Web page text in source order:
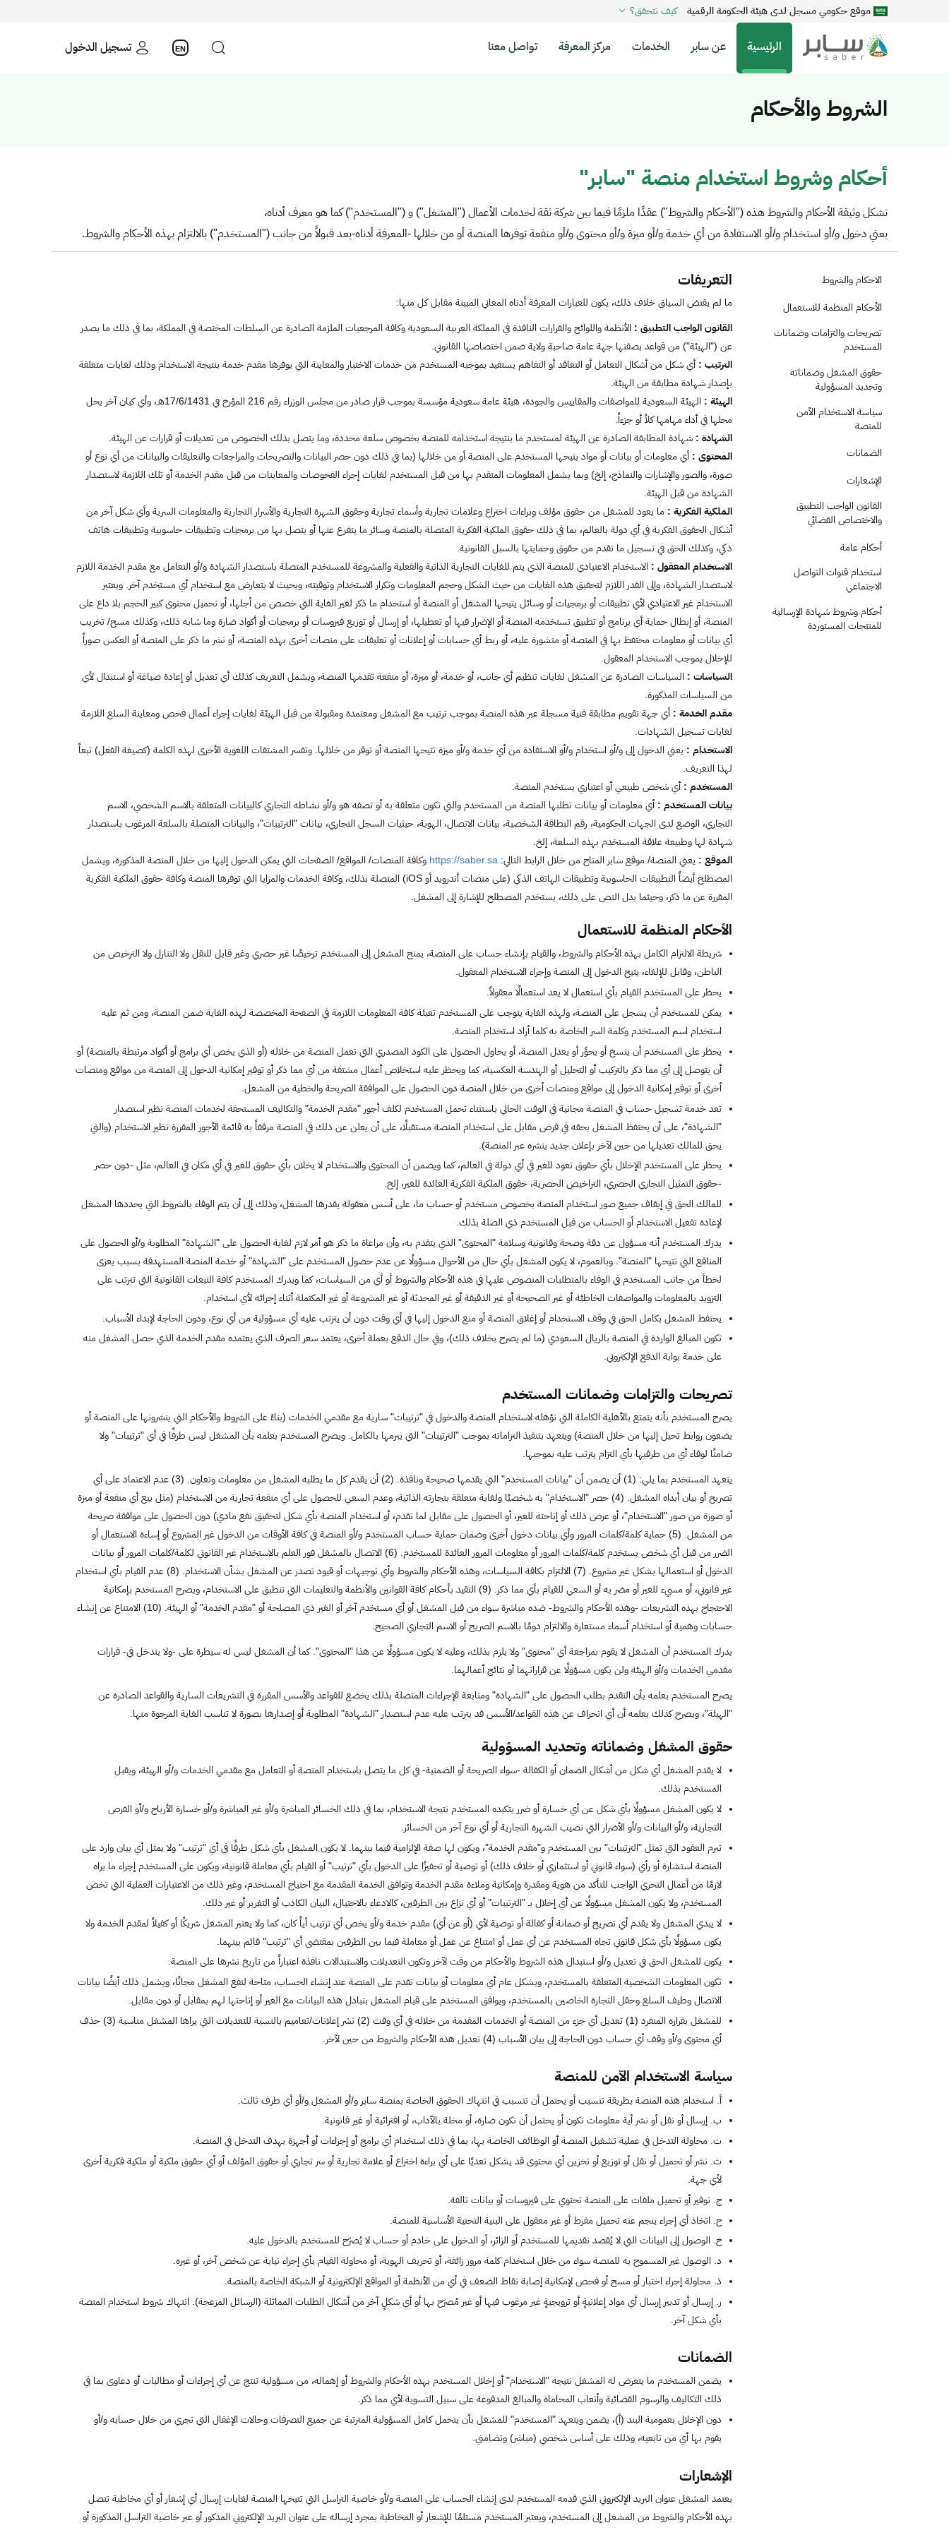
موقع حكومي مسجل لدى هيئة الحكومة الرقمية كيف تتحقق؟
الرئيسية عن سابر الخدمات مركز المعرفة تواصل معنا تسجيل الدخول EN
الشروط والأحكام
أحكام وشروط استخدام منصة "سابر"
تشكل وثيقة الأحكام والشروط هذه ("الأحكام والشروط") عقدًا ملزمًا فيما بين شركة ثقة لخدمات الأعمال ("المشغل") و ("المستخدم") كما هو معرف أدناه،
يعني دخول و/أو استخدام و/أو الاستفادة من أي خدمة و/أو ميزة و/أو محتوى و/أو منفعة توفرها المنصة أو من خلالها -المعرفة أدناه-يعد قبولاً من جانب ("المستخدم") بالالتزام بهذه الأحكام والشروط.
الاحكام والشروط
الأحكام المنظمة للاستعمال
تصريحات والتزامات وضمانات
المستخدم
حقوق المشغل وضماناته
وتحديد المسؤولية
سياسة الاستخدام الآمن
للمنصة
الضمانات
الإشعارات
القانون الواجب التطبيق
والاختصاص القضائي
أحكام عامة
استخدام قنوات التواصل
الاجتماعي
أحكام وشروط شهادة الإرسالية
للمنتجات المستوردة
التعريفات
ما لم يقتض السياق خلاف ذلك، يكون للعبارات المعرفة أدناه المعاني المبينة مقابل كل منها:
القانون الواجب التطبيق : الأنظمة واللوائح والقرارات النافذة في المملكة العربية السعودية وكافة المرجعيات الملزمة الصادرة عن السلطات المختصة في المملكة، بما في ذلك ما يصدر
عن ("الهيئة") من قواعد بصفتها جهة عامة صاحبة ولاية ضمن اختصاصها القانوني.
الترتيب : أي شكل من أشكال التعامل أو التعاقد أو التفاهم يستفيد بموجبه المستخدم من خدمات الاختبار والمعاينة التي يوفرها مقدم خدمة بنتيجة الاستخدام وذلك لغايات متعلقة
بإصدار شهادة مطابقة من الهيئة.
الهيئة :
الهيئة السعودية للمواصفات والمقاييس والجودة، هيئة عامة سعودية مؤسسة بموجب قرار صادر من مجلس الوزراء رقم 216 المؤرخ في 17/6/1431هـ، وأي كيان آخر يحل
محلها في أداء مهامها كلاً أو جزءاً.
الشهادة : شهادة المطابقة الصادرة عن الهيئة لمستخدم ما بنتيجة استخدامه للمنصة بخصوص سلعة محددة، وما يتصل بذلك الخصوص من تعديلات أو قرارات عن الهيئة.
المحتوى : أي معلومات أو بيانات أو مواد يتيحها المستخدم على المنصة أو من خلالها (بما في ذلك دون حصر البيانات والتصريحات والمراجعات والتعليقات والبيانات من أي نوع أو
صورة، والصور والإشارات والنماذج، إلخ) وبما يشمل المعلومات المتقدم بها من قبل المستخدم لغايات إجراء الفحوصات والمعاينات من قبل مقدم الخدمة أو تلك اللازمة لاستصدار
الشهادة من قبل الهيئة.
الملكية الفكرية : ما يعود للمشغل من حقوق مؤلف وبراءات اختراع وعلامات تجارية وأسماء تجارية وحقوق الشهرة التجارية والأسرار التجارية والمعلومات السرية وأي شكل آخر من
أشكال الحقوق الفكرية في أي دولة بالعالم، بما في ذلك حقوق الملكية الفكرية المتصلة بالمنصة وسائر ما يتفرع عنها أو يتصل بها من برمجيات وتطبيقات حاسوبية وتطبيقات هاتف
ذكي، وكذلك الحق في تسجيل ما تقدم من حقوق وحمايتها بالسبل القانونية.
الاستخدام المعقول : الاستخدام الاعتيادي للمنصة الذي يتم للغايات التجارية الذاتية والفعلية والمشروعة للمستخدم المتصلة باستصدار الشهادة و/أو التعامل مع مقدم الخدمة اللازم
لاستصدار الشهادة، وإلى القدر اللازم لتحقيق هذه الغايات من حيث الشكل وحجم المعلومات وتكرار الاستخدام وتوقيته، وبحيث لا يتعارض مع استخدام أي مستخدم آخر. ويعتبر
الاستخدام غير الاعتيادي لأي تطبيقات أو برمجيات أو وسائل يتيحها المشغل أو المنصة أو استخدام ما ذكر لغير الغاية التي خصص من أجلها، أو تحميل محتوى كبير الحجم بلا داع على
المنصة، أو إبطال حماية أي برنامج أو تطبيق تستخدمه المنصة أو الإضرار فيها أو تعطيلها، أو إرسال أو توزيع فيروسات أو برمجيات أو أكواد ضارة وما شابه ذلك، وكذلك مسح/ تخريب
أي بيانات أو معلومات محتفظ بها في المنصة أو منشورة عليه، أو ربط أي حسابات أو إعلانات أو تعليقات على منصات أخرى بهذه المنصة، أو نشر ما ذكر على المنصة أو العكس صوراً
للإخلال بموجب الاستخدام المعقول.
السياسات : السياسات الصادرة عن المشغل لغايات تنظيم أي جانب، أو خدمة، أو ميزة، أو منفعة تقدمها المنصة، ويشمل التعريف كذلك أي تعديل أو إعادة صياغة أو استبدال لأي
من السياسات المذكورة.
مقدم الخدمة : أي جهة تقويم مطابقة فنية مسجلة عبر هذه المنصة بموجب ترتيب مع المشغل ومعتمدة ومقبولة من قبل الهيئة لغايات إجراء أعمال فحص ومعاينة السلع اللازمة
لغايات تسجيل الشهادات.
الاستخدام : يعني الدخول إلى و/أو استخدام و/أو الاستفادة من أي خدمة و/أو ميزة تتيحها المنصة أو توفر من خلالها. وتفسر المشتقات اللغوية الأخرى لهذه الكلمة (كصيغة الفعل) تبعاً
لهذا التعريف.
المستخدم : أي شخص طبيعي أو اعتباري يستخدم المنصة.
بيانات المستخدم : أي معلومات أو بيانات تطلبها المنصة من المستخدم والتي تكون متعلقة به أو تصفه هو و/أو نشاطه التجاري كالبيانات المتعلقة بالاسم الشخصي، الاسم
التجاري، الوضع لدى الجهات الحكومية، رقم البطاقة الشخصية، بيانات الاتصال، الهوية، حيثيات السجل التجاري، بيانات "الترتيبات"، والبيانات المتصلة بالسلعة المرغوب باستصدار
شهادة لها وطبيعة علاقة المستخدم بهذه السلعة، إلخ.
الموقع : يعني المنصة/ موقع سابر المتاح من خلال الرابط التالي: https://saber.sa وكافة المنصات/ المواقع/ الصفحات التي يمكن الدخول إليها من خلال المنصة المذكورة، ويشمل
المصطلح أيضاً التطبيقات الحاسوبية وتطبيقات الهاتف الذكي (على منصات أندرويد أو iOS) المتصلة بذلك، وكافة الخدمات والمزايا التي توفرها المنصة وكافة حقوق الملكية الفكرية
المقررة عن ما ذكر، وحيثما يدل النص على ذلك، يستخدم المصطلح للإشارة إلى المشغل.
الأحكام المنظمة للاستعمال
شريطة الالتزام الكامل بهذه الأحكام والشروط، والقيام بإنشاء حساب على المنصة، يمنح المشغل إلى المستخدم ترخيصًا غير حصري وغير قابل للنقل ولا التنازل ولا الترخيص من
الباطن، وقابل للإلغاء، يتيح الدخول إلى المنصة وإجراء الاستخدام المعقول.
يحظر على المستخدم القيام بأي استعمال لا يعد استعمالًا معقولاً.
يمكن للمستخدم أن يسجل على المنصة، ولهذه الغاية يتوجب على المستخدم تعبئة كافة المعلومات اللازمة في الصفحة المخصصة لهذه الغاية ضمن المنصة، ومن ثم عليه
استخدام اسم المستخدم وكلمة السر الخاصة به كلما أراد استخدام المنصة.
يحظر على المستخدم أن ينسخ أو يحوِّر أو يعدل المنصة، أو يحاول الحصول على الكود المصدري التي تعمل المنصة من خلاله (أو الذي يخص أي برامج أو أكواد مرتبطة بالمنصة) أو
أن يتوصل إلى أي مما ذكر بالتركيب أو التحليل أو الهندسة العكسية، كما ويحظر عليه استخلاص أعمال مشتقة من أي مما ذكر أو توفير إمكانية الدخول إلى المنصة من مواقع ومنصات
أخرى أو توفير إمكانية الدخول إلى مواقع ومنصات أخرى من خلال المنصة دون الحصول على الموافقة الصريحة والخطية من المشغل.
تعد خدمة تسجيل حساب في المنصة مجانية في الوقت الحالي باستثناء تحمل المستخدم لكلف أجور "مقدم الخدمة" والتكاليف المستحقة لخدمات المنصة نظير استصدار
"الشهادة"، على أن يحتفظ المشغل بحقه في فرض مقابل على استخدام المنصة مستقبلًا، على أن يعلن عن ذلك في المنصة مرفقاً به قائمة الأجور المقررة نظير الاستخدام (والتي
يحق للمالك تعديلها من حين لآخر بإعلان جديد ينشره عبر المنصة).
يحظر على المستخدم الإخلال بأي حقوق تعود للغير في أي دولة في العالم، كما ويضمن أن المحتوى والاستخدام لا يخلان بأي حقوق للغير في أي مكان في العالم، مثل -دون حصر
-حقوق التمثيل التجاري الحصري، التراخيص الحصرية، حقوق الملكية الفكرية العائدة للغير، إلخ.
للمالك الحق في إيقاف جميع صور استخدام المنصة بخصوص مستخدم أو حساب ما، على أسس معقولة يقدرها المشغل، وذلك إلى أن يتم الوفاء بالشروط التي يحددها المشغل
لإعادة تفعيل الاستخدام أو الحساب من قبل المستخدم ذي الصلة بذلك.
يدرك المستخدم أنه مسؤول عن دقة وصحة وقانونية وسلامة "المحتوى" الذي يتقدم به، وأن مراعاة ما ذكر هو أمر لازم لغاية الحصول على "الشهادة" المطلوبة و/أو الحصول على
المنافع التي تتيحها "المنصة". وبالعموم، لا يكون المشغل بأي حال من الأحوال مسؤولًا عن عدم حصول المستخدم على "الشهادة" أو خدمة المنصة المستهدفة بسبب يعزى
لخطأ من جانب المستخدم في الوفاء بالمتطلبات المنصوص عليها في هذه الأحكام والشروط أو أي من السياسات، كما ويدرك المستخدم كافة التبعات القانونية التي تترتب على
التزويد بالمعلومات والمواصفات الخاطئة أو غير الصحيحة أو غير الدقيقة أو غير المحدثة أو غير المشروعة أو غير المكتملة أثناء إجرائه لأي استخدام.
يحتفظ المشغل بكامل الحق في وقف الاستخدام أو إغلاق المنصة أو منع الدخول إليها في أي وقت دون أن يترتب عليه أي مسؤولية من أي نوع، ودون الحاجة لإبداء الأسباب.
تكون المبالغ الواردة في المنصة بالريال السعودي (ما لم يصرح بخلاف ذلك)، وفي حال الدفع بعملة أخرى، يعتمد سعر الصرف الذي يعتمده مقدم الخدمة الذي حصل المشغل منه
على خدمة بوابة الدفع الإلكتروني.
تصريحات والتزامات وضمانات المستخدم
يصرح المستخدم بأنه يتمتع بالأهلية الكاملة التي تؤهله لاستخدام المنصة والدخول في "ترتيبات" سارية مع مقدمي الخدمات (بناءً على الشروط والأحكام التي ينشرونها على المنصة أو
يضعون روابط تحيل إليها من خلال المنصة) ويتعهد بتنفيذ التزاماته بموجب "الترتيبات" التي يبرمها بالكامل. ويصرح المستخدم بعلمه بأن المشغل ليس طرفًا في أي "ترتيبات" ولا
ضامنًا لوفاء أي من طرفيها بأي التزام يترتب عليه بموجبها.
يتعهد المستخدم بما يلي: (1) أن يضمن أن "بيانات المستخدم" التي يقدمها صحيحة ونافذة. (2) أن يقدم كل ما يطلبه المشغل من معلومات وتعاون. (3) عدم الاعتماد على أي
تصريح أو بيان أبداه المشغل. (4) حصر "الاستخدام" به شخصيًا ولغاية متعلقة بتجارته الذاتية، وعدم السعي للحصول على أي منفعة تجارية من الاستخدام (مثل بيع أي منفعة أو ميزة
أو صورة من صور "الاستخدام"، أو عرض ذلك أو إتاحته للغير، أو الحصول على مقابل لما تقدم، أو استخدام المنصة بأي شكل لتحقيق نفع مادي) دون الحصول على موافقة صريحة
من المشغل. (5) حماية كلمة/كلمات المرور وأي بيانات دخول أخرى وضمان حماية حساب المستخدم و/أو المنصة في كافة الأوقات من الدخول غير المشروع أو إساءة الاستعمال أو
الضرر من قبل أي شخص يستخدم كلمة/كلمات المرور أو معلومات المرور العائدة للمستخدم. (6) الاتصال بالمشغل فور العلم بالاستخدام غير القانوني لكلمة/كلمات المرور أو بيانات
الدخول أو استعمالها بشكل غير مشروع. (7) الالتزام بكافة السياسات، وهذه الأحكام والشروط وأي توجيهات أو قيود تصدر عن المشغل بشأن الاستخدام. (8) عدم القيام بأي استخدام
غير قانوني، أو مسيء للغير أو مضر به أو السعي للقيام بأي مما ذكر. (9) التقيد بأحكام كافة القوانين والأنظمة والتعليمات التي تنطبق على الاستخدام، ويصرح المستخدم بإمكانية
الاحتجاج بهذه التشريعات -وهذه الأحكام والشروط- ضده مباشرة سواء من قبل المشغل أو أي مستخدم آخر أو الغير ذي المصلحة أو "مقدم الخدمة" أو الهيئة. (10) الامتناع عن إنشاء
حسابات وهمية أو استخدام أسماء مستعارة والالتزام دومًا بالاسم الصريح أو الاسم التجاري الصحيح.
يدرك المستخدم أن المشغل لا يقوم بمراجعة أي "محتوى" ولا يلزم بذلك، وعليه لا يكون مسؤولًا عن هذا "المحتوى". كما أن المشغل ليس له سيطرة على -ولا يتدخل في- قرارات
مقدمي الخدمات و/أو الهيئة ولن يكون مسؤولًا عن قراراتهما أو نتائج أعمالهما.
يصرح المستخدم بعلمه بأن التقدم بطلب الحصول على "الشهادة" ومتابعة الإجراءات المتصلة بذلك يخضع للقواعد والأسس المقررة في التشريعات السارية والقواعد الصادرة عن
"الهيئة"، ويصرح كذلك بعلمه أن أي انحراف عن هذه القواعد/الأسس قد يترتب عليه عدم استصدار "الشهادة" المطلوبة أو إصدارها بصورة لا تناسب الغاية المرجوة منها.
حقوق المشغل وضماناته وتحديد المسؤولية
لا يقدم المشغل أي شكل من أشكال الضمان أو الكفالة -سواء الصريحة أو الضمنية- في كل ما يتصل باستخدام المنصة أو التعامل مع مقدمي الخدمات و/أو الهيئة، ويقبل
المستخدم بذلك.
لا يكون المشغل مسؤولًا بأي شكل عن أي خسارة أو ضرر يتكبده المستخدم نتيجة الاستخدام، بما في ذلك الخسائر المباشرة و/أو غير المباشرة و/أو خسارة الأرباح و/أو الفرص
التجارية، و/أو البيانات و/أو الأضرار التي تصيب الشهرة التجارية أو أي نوع آخر من الخسائر.
تبرم العقود التي تمثل "الترتيبات" بين المستخدم و"مقدم الخدمة"، ويكون لها صفة الإلزامية فيما بينهما. لا يكون المشغل بأي شكل طرفًا في أي "ترتيب" ولا يمثل أي بيان وارد على
المنصة استشارة أو رأي (سواء قانوني أو استثماري أو خلاف ذلك) أو توصية أو تحفيزًا على الدخول بأي "ترتيب" أو القيام بأي معاملة قانونية، ويكون على المستخدم إجراء ما يراه
لازمًا من أعمال التحري الواجب للتأكد من هوية ومقدرة وإمكانية وملاءة مقدم الخدمة وتوافق الخدمة المقدمة مع احتياج المستخدم، وغير ذلك من الاعتبارات العملية التي تخص
المستخدم، ولا يكون المشغل مسؤولًا عن أي إخلال بـ "الترتيبات" أو أي نزاع بين الطرفين، كالادعاء بالاحتيال، البيان الكاذب أو التغرير أو غير ذلك.
لا يبدي المشغل ولا يقدم أي تصريح أو ضمانة أو كفالة أو توصية لأي (أو عن أي) مقدم خدمة و/أو يخص أي ترتيب أياً كان، كما ولا يعتبر المشغل شريكًا أو كفيلاً لمقدم الخدمة ولا
يكون مسؤولًا بأي شكل قانوني تجاه المستخدم عن أي عمل أو امتناع عن عمل أو معاملة فيما بين الطرفين بمقتضى أي "ترتيب" قائم بينهما.
يكون للمشغل الحق في تعديل و/أو استبدال هذه الشروط والأحكام من وقت لآخر وتكون التعديلات والاستبدالات نافذة اعتباراً من تاريخ نشرها على المنصة.
تكون المعلومات الشخصية المتعلقة بالمستخدم، وبشكل عام أي معلومات أو بيانات تقدم على المنصة عند إنشاء الحساب، متاحة لنفع المشغل مجانًا، ويشمل ذلك أيضًا بيانات
الاتصال وطيف السلع وحقل التجارة الخاصين بالمستخدم، ويوافق المستخدم على قيام المشغل بتبادل هذه البيانات مع الغير أو إتاحتها لهم بمقابل أو دون مقابل.
للمشغل بقراره المنفرد (1) تعديل أي جزء من المنصة أو الخدمات المقدمة من خلاله في أي وقت (2) نشر إعلانات/تعاميم بالنسبة للتعديلات التي يراها المشغل مناسبة (3) حذف
أي محتوى و/أو وقف أي حساب دون الحاجة إلى بيان الأسباب (4) تعديل هذه الأحكام والشروط من حين لآخر.
سياسة الاستخدام الآمن للمنصة
أ‌. استخدام هذه المنصة بطريقة تتسبب أو يحتمل أن تتسبب في انتهاك الحقوق الخاصة بمنصة سابر و/أو المشغل و/أو أي طرف ثالث.
ب‌. إرسال أو نقل أو نشر أية معلومات تكون أو يحتمل أن تكون ضارة، أو مخلة بالآداب، أو افترائية أو غير قانونية.
ت‌. محاولة التدخل في عملية تشغيل المنصة أو الوظائف الخاصة بها، بما في ذلك استخدام أي برامج أو إجراءات أو أجهزة بهدف التدخل في المنصة.
ث‌. نشر أو تحميل أو نقل أو توزيع أو تخزين أي محتوى قد يشكل تعديًا على أي براءة اختراع أو علامة تجارية أو سر تجاري أو حقوق المؤلف أو أي حقوق ملكية أو ملكية فكرية أخرى
لأي جهة.
ج‌. توفير أو تحميل ملفات على المنصة تحتوي على فيروسات أو بيانات تالفة.
ح‌. اتخاذ أي إجراء ينجم عنه تحميل مفرط أو غير معقول على البنية التحتية الأساسية للمنصة.
خ‌. الوصول إلى البيانات التي لا يُقصد تقديمها للمستخدم أو الزائر، أو الدخول على خادم أو حساب لا يُصرّح للمستخدم بالدخول عليه.
د‌. الوصول غير المسموح به للمنصة سواء من خلال استخدام كلمة مرور زائفة، أو تحريف الهوية، أو محاولة القيام بأي إجراء نيابة عن شخص آخر، أو غيره.
ذ‌. محاولة إجراء اختبار أو مسح أو فحص لإمكانية إصابة نقاط الضعف في أي من الأنظمة أو المواقع الإلكترونية أو الشبكة الخاصة بالمنصة.
ر‌. إرسال أو تدبير إرسال أي مواد إعلانيةٍ أو ترويجيةٍ غير مرغوب فيها أو غير مُصرّح بها أو أي شكلٍ آخر من أشكال الطلبات المماثلة (الرسائل المزعجة). انتهاك شروط استخدام المنصة
بأي شكل آخر.
الضمانات
يضمن المستخدم ما يتعرض له المشغل نتيجة "الاستخدام" أو إخلال المستخدم بهذه الأحكام والشروط أو إهماله، من مسؤولية تنتج عن أي إجراءات أو مطالبات أو دعاوى بما في
ذلك التكاليف والرسوم القضائية وأتعاب المحاماة والمبالغ المدفوعة على سبيل التسوية لأي مما ذكر.
دون الإخلال بعمومية البند (أ)، يضمن ويتعهد "المستخدم" للمشغل بأن يتحمل كامل المسؤولية المترتبة عن جميع التصرفات وحالات الإغفال التي تجري من خلال حسابه و/أو
يقوم بها أي من تابعيه، وذلك على أساس شخصي (مباشر) وتضامني.
الإشعارات
يعتمد المشغل عنوان البريد الإلكتروني الذي قدمه المستخدم لدى إنشاء الحساب على المنصة و/أو خاصية التراسل التي تتيحها المنصة لغايات إرسال أي إشعار أو أي مخاطبة تتصل
بهذه الأحكام والشروط من المشغل إلى المستخدم، ويعتبر المستخدم مستلمًا للإشعار أو المخاطبة بمجرد إرساله على عنوان البريد الإلكتروني المذكور أو عبر خاصية التراسل المذكورة أو